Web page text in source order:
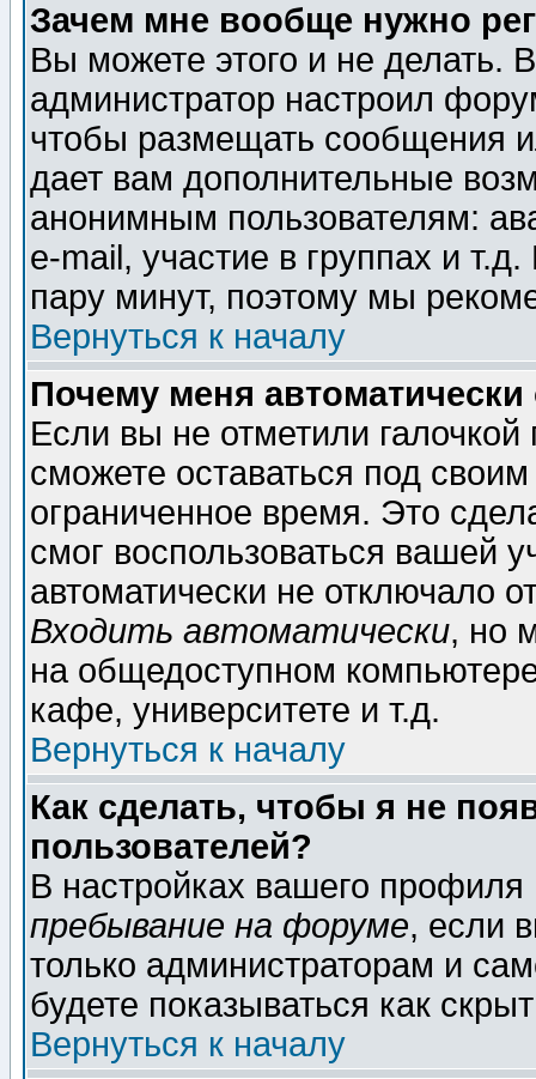
Зачем мне вообще нужно
Вы можете этого и не делать.
администратор настроил
чтобы размещать сообщения
дает вам дополнительные
анонимным пользователям:
e-mail, участие в группах и
пару минут, поэтому мы
Вернуться к началу
Почему меня автоматически
Если вы не отметили галочкой
сможете оставаться под
ограниченное время. Это
смог воспользоваться вашей
автоматически не отключало
Входить автоматически, но
на общедоступном
кафе, университете и т.д.
Вернуться к началу
Как сделать, чтобы я не
пользователей?
В настройках вашего
пребывание на форуме, если
только администраторам и
будете показываться как
Вернуться к началу